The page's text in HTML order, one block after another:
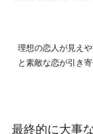
理想の恋人が見え
と素敵な恋が引き
最終的に大事